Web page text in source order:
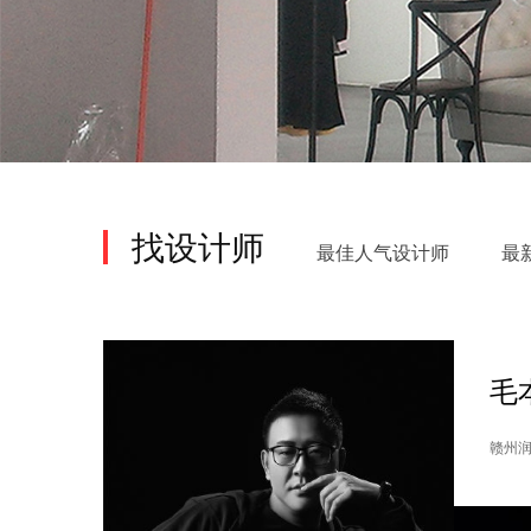
找设计师 最佳人气设计师 最
毛
赣州